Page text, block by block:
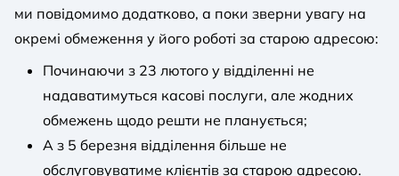
ми повідомимо додатково, а поки зверни увагу на
окремі обмеження у його роботі за старою адресою:
Починаючи з 23 лютого у відділенні не
надаватимуться касові послуги, але жодних
обмежень щодо решти не планується;
А з 5 березня відділення більше не
обслуговуватиме клієнтів за старою адресою.